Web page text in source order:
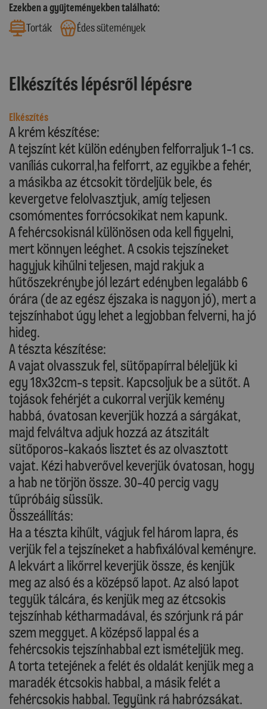
Ezekben a gyűjteményekben található:
Torták
Édes sütemények
Elkészítés lépésről lépésre
Elkészítés
A krém készítése:
A tejszínt két külön edényben felforraljuk 1-1 cs.
vaníliás cukorral,ha felforrt, az egyikbe a fehér,
a másikba az étcsokit tördeljük bele, és
kevergetve felolvasztjuk, amíg teljesen
csomómentes forrócsokikat nem kapunk.
A fehércsokisnál különösen oda kell figyelni,
mert könnyen leéghet. A csokis tejszíneket
hagyjuk kihűlni teljesen, majd rakjuk a
hűtőszekrénybe jól lezárt edényben legalább 6
órára (de az egész éjszaka is nagyon jó), mert a
tejszínhabot úgy lehet a legjobban felverni, ha jó
hideg.
A tészta készítése:
A vajat olvasszuk fel, sütőpapírral béleljük ki
egy 18x32cm-s tepsit. Kapcsoljuk be a sütőt. A
tojások fehérjét a cukorral verjük kemény
habbá, óvatosan keverjük hozzá a sárgákat,
majd felváltva adjuk hozzá az átszitált
sütőporos-kakaós lisztet és az olvasztott
vajat. Kézi habverővel keverjük óvatosan, hogy
a hab ne törjön össze. 30-40 percig vagy
tűpróbáig süssük.
Összeállítás:
Ha a tészta kihűlt, vágjuk fel három lapra, és
verjük fel a tejszíneket a habfixálóval keményre.
A lekvárt a likőrrel keverjük össze, és kenjük
meg az alsó és a középső lapot. Az alsó lapot
tegyük tálcára, és kenjük meg az étcsokis
tejszínhab kétharmadával, és szórjunk rá pár
szem meggyet. A középső lappal és a
fehércsokis tejszínhabbal ezt ismételjük meg.
A torta tetejének a felét és oldalát kenjük meg a
maradék étcsokis habbal, a másik felét a
fehércsokis habbal. Tegyünk rá habrózsákat.